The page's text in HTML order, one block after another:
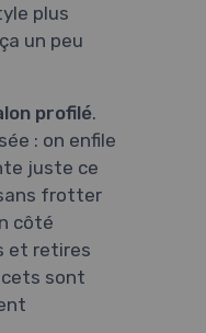
plus
un peu
profilé.
: on enfile
juste ce
frotter
côté
et retires
sont